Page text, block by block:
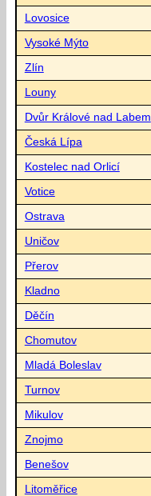
Lovosice
Vysoké Mýto
Zlín
Louny
Dvůr Králové nad Labem
Česká Lípa
Kostelec nad Orlicí
Votice
Ostrava
Uničov
Přerov
Kladno
Děčín
Chomutov
Mladá Boleslav
Turnov
Mikulov
Znojmo
Benešov
Litoměřice